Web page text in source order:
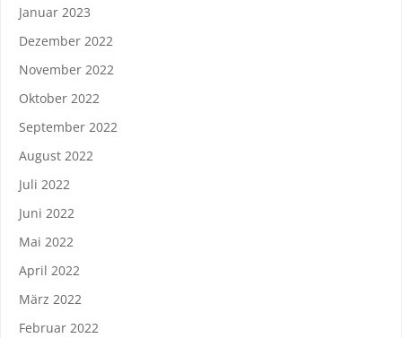
Januar 2023
Dezember 2022
November 2022
Oktober 2022
September 2022
August 2022
Juli 2022
Juni 2022
Mai 2022
April 2022
März 2022
Februar 2022